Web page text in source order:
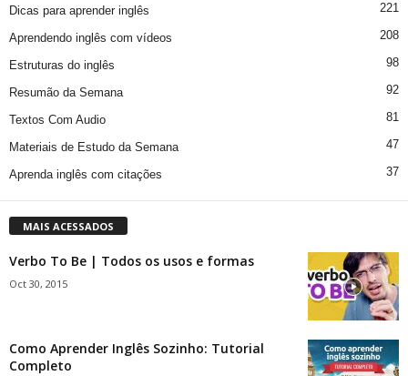
Dicas para aprender inglês 221
Aprendendo inglês com vídeos 208
Estruturas do inglês 98
Resumão da Semana 92
Textos Com Audio 81
Materiais de Estudo da Semana 47
Aprenda inglês com citações 37
MAIS ACESSADOS
Verbo To Be | Todos os usos e formas
Oct 30, 2015
Como Aprender Inglês Sozinho: Tutorial
Completo